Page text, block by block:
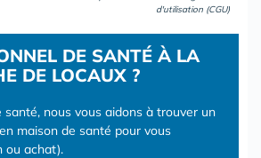
d'utilisation (CGU)
DE SANTÉ À LA
DE LOCAUX ?
santé, nous vous aidons à trouver un
maison de santé pour vous
ou achat).